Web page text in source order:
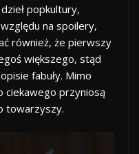
popkultury,
na spoilery,
również, że pierwszy
większego, stąd
fabuły. Mimo
ciekawego przyniosą
towarzyszy.